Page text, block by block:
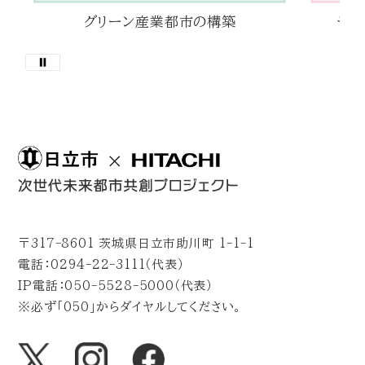
グリーン産業都市の構築 デ
〒317-8601 茨城県日立市助川町 1-1-1
電話：0294-22-3111（代表）
IP電話：050-5528-5000（代表）
※必ず「050」からダイヤルしてください。